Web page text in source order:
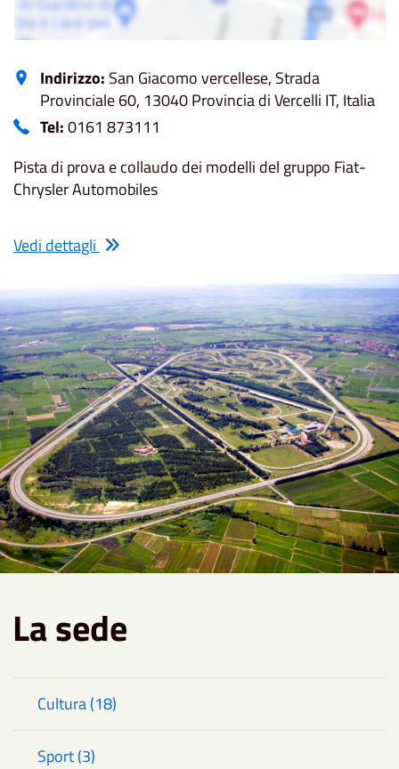
Indirizzo: San Giacomo vercellese, Strada
Provinciale 60, 13040 Provincia di Vercelli IT, Italia
Tel:0161 873111
Pista di prova e collaudo dei modelli del gruppo Fiat-
Chrysler Automobiles
Vedi dettagli
La sede
Cultura (18)
Sport (3)